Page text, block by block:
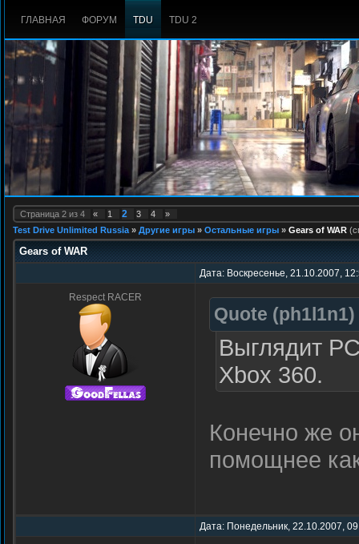
ГЛАВНАЯ ФОРУМ TDU TDU 2
Страница 2 из 4 « 1 2 3 4
»
Test Drive Unlimited Russia » Другие игры » Остальные игры » Gears of WAR
Gears of WAR
Дата: Воскресенье, 21.10.2007,
Respect RACER
Quote (ph1l1n1)
Выглядит
Xbox 360.
Конечно же
помощнее
Дата: Понедельник, 22.10.2007,